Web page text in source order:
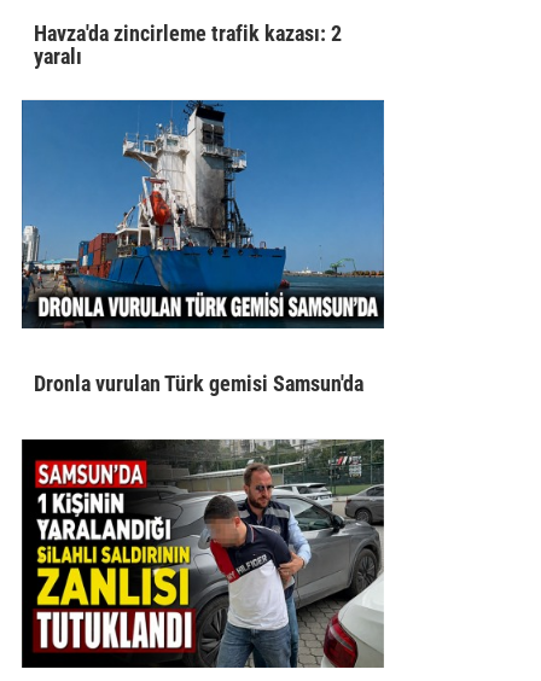
Havza'da zincirleme trafik kazası: 2
yaralı
Dronla vurulan Türk gemisi Samsun'da